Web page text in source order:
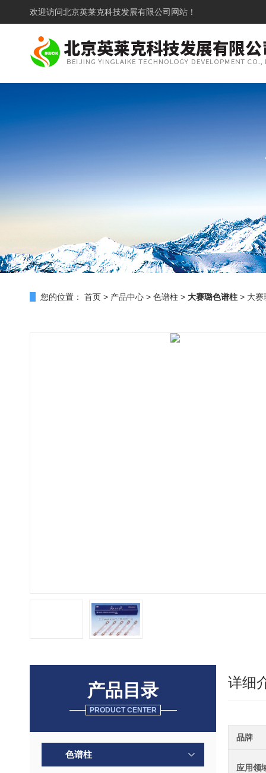
欢迎访问北京英莱克科技发展有限公司网站！
您的位置： 首页 > 产品中心 > 色谱柱 > 大赛璐色谱柱 > 大赛
产品目录
PRODUCT CENTER
色谱柱
详细
品牌
应用领